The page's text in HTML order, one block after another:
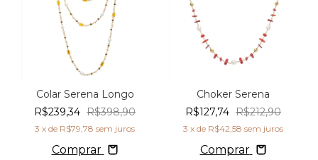
Colar Serena Longo
R$239,34 R$398,90
3 x de R$79,78 sem juros
Comprar
Choker Serena
R$127,74 R$212,90
3 x de R$42,58 sem juros
Comprar